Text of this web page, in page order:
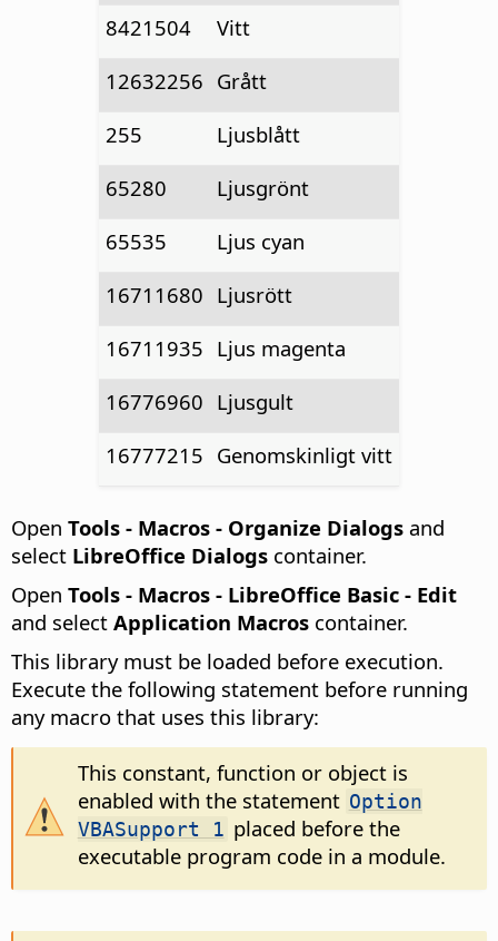
8421504
Vitt
12632256 Grått
255
Ljusblått
65280
Ljusgrönt
65535
Ljus cyan
16711680 Ljusrött
16711935 Ljus magenta
16776960 Ljusgult
16777215 Genomskinligt vitt
Open Tools - Macros - Organize Dialogs and
select LibreOffice Dialogs container.
Open Tools - Macros - LibreOffice Basic - Edit
and select Application Macros container.
This library must be loaded before execution.
Execute the following statement before running
any macro that uses this library:
This constant, function or object is
enabled with the statement Option
VBASupport 1 placed before the
executable program code in a module.